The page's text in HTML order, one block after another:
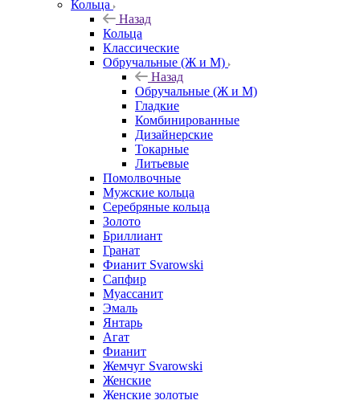
Кольца
Назад
Кольца
Классические
Обручальные (Ж и М)
Назад
Обручальные (Ж и М)
Гладкие
Комбинированные
Дизайнерские
Токарные
Литьевые
Помолвочные
Мужские кольца
Серебряные кольца
Золото
Бриллиант
Гранат
Фианит Svarowski
Сапфир
Муассанит
Эмаль
Янтарь
Агат
Фианит
Жемчуг Svarowski
Женские
Женские золотые